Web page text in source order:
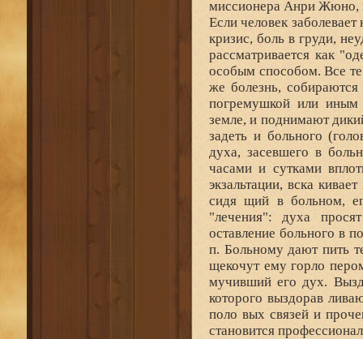
миссионера Анри Жюно,
Если человек
кризис, боль в груди,
рассматривается как
особым способом. Все
же болезнь,
погремушкой или иным
земле, и поднимают
задеть и больного
духа, засевшего в
часами и сутками
экзальтации, вска
сидя щий в больном,
"лечения": духа
оставление больного в
п. Больному дают пить
щекочут ему горло
мучивший его дух.
которого выздорав
поло вых связей и
становится